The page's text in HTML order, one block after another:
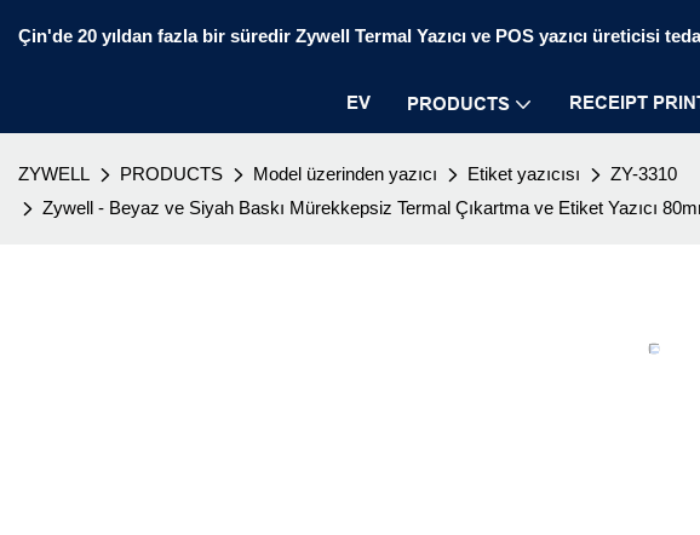
Çin'de 20 yıldan fazla bir süredir Zywell Termal Yazıcı ve POS yazıcı üreticisi
EV PRODUCTS RECEIPT
ZYWELL PRODUCTS Model üzerinden yazıcı Etiket yazıcısı
ZY-3310
Zywell - Beyaz ve Siyah Baskı Mürekkepsiz Termal Çıkartma ve Etiket Yazıcı